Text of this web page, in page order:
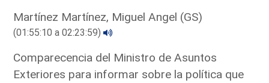
Martínez Martínez, Miguel Angel (GS)
(01:55:10 a 02:23:59)
Comparecencia del Ministro de Asuntos
Exteriores para informar sobre la política que